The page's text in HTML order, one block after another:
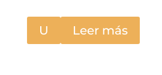
U Leer más